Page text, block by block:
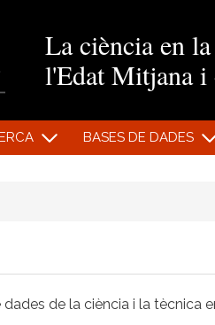
La ciència en
l'Edat Mitjana i
BASES DE DADES
de la ciència i la tècnica